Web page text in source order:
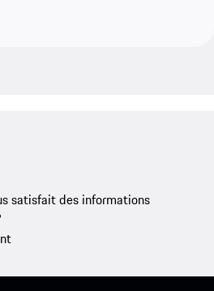
satisfait des informations